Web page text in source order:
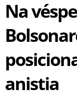
Na
anistia